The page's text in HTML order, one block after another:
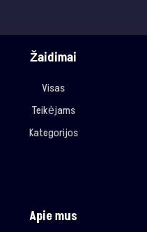
Žaidimai
Visas
Teikėjams
Kategorijos
Apie mus